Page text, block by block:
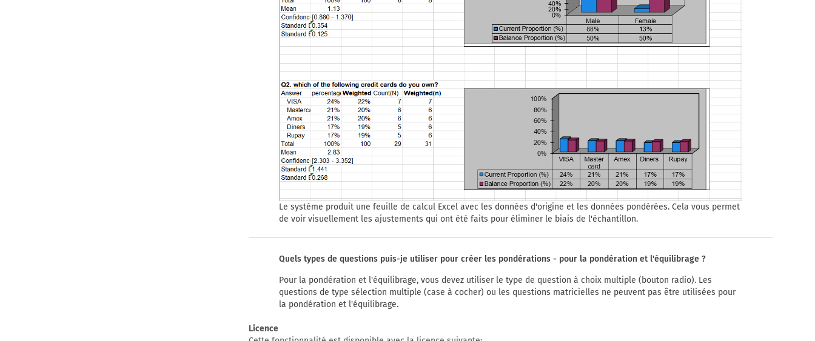
Le système produit une feuille de calcul Excel avec les données d'origine et les données pondérées. Cela vous permet
de voir visuellement les ajustements qui ont été faits pour éliminer le biais de l'échantillon.
Quels types de questions puis-je utiliser pour créer les pondérations - pour la pondération et l'équilibrage ?
Pour la pondération et l'équilibrage, vous devez utiliser le type de question à choix multiple (bouton radio). Les
questions de type sélection multiple (case à cocher) ou les questions matricielles ne peuvent pas être utilisées pour
la pondération et l'équilibrage.
Licence